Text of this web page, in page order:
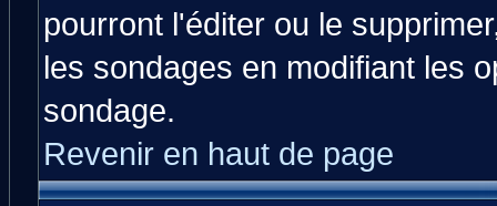
pourront l'éditer ou le
les sondages en modifiant les
sondage.
Revenir en haut de page